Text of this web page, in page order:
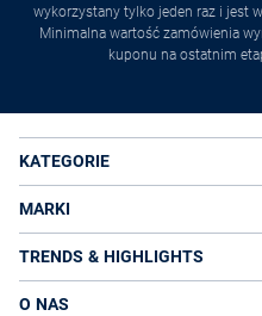
wykorzystany tylko jeden raz i jest
Minimalna wartość zamówienia
kuponu na ostatnim
KATEGORIE
MARKI
TRENDS & HIGHLIGHTS
O NAS